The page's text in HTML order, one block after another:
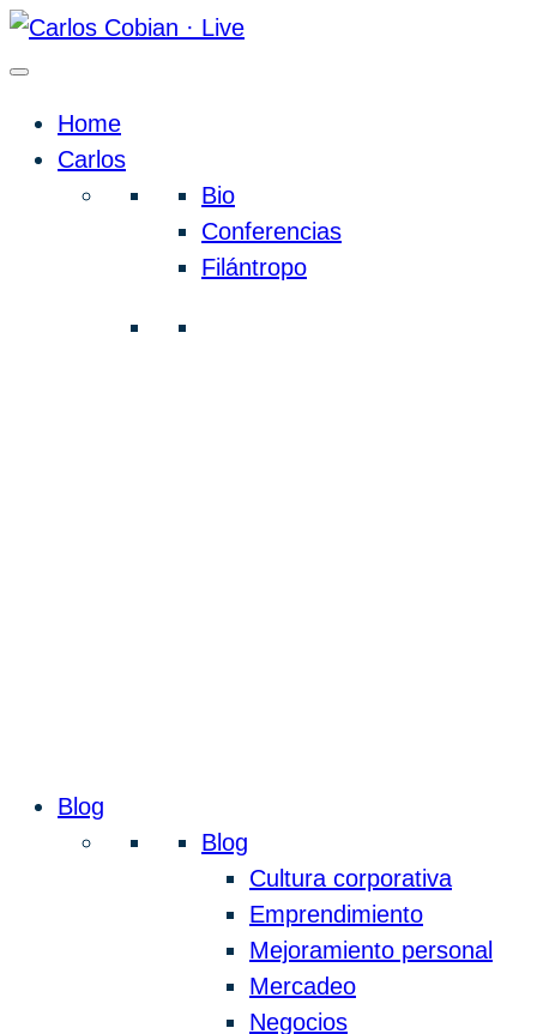
Home
Carlos
Bio
Conferencias
Filántropo
Blog
Blog
Cultura corporativa
Emprendimiento
Mejoramiento personal
Mercadeo
Negocios